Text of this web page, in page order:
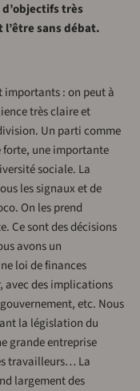
très
sans débat.
importants : on peut à
très claire et
Un parti comme
forte, une importante
sociale. La
les signaux et de
On les prend
Ce sont des décisions
avons un
loi de finances
avec des implications
etc. Nous
la législation du
grande entreprise
travailleurs… La
largement des